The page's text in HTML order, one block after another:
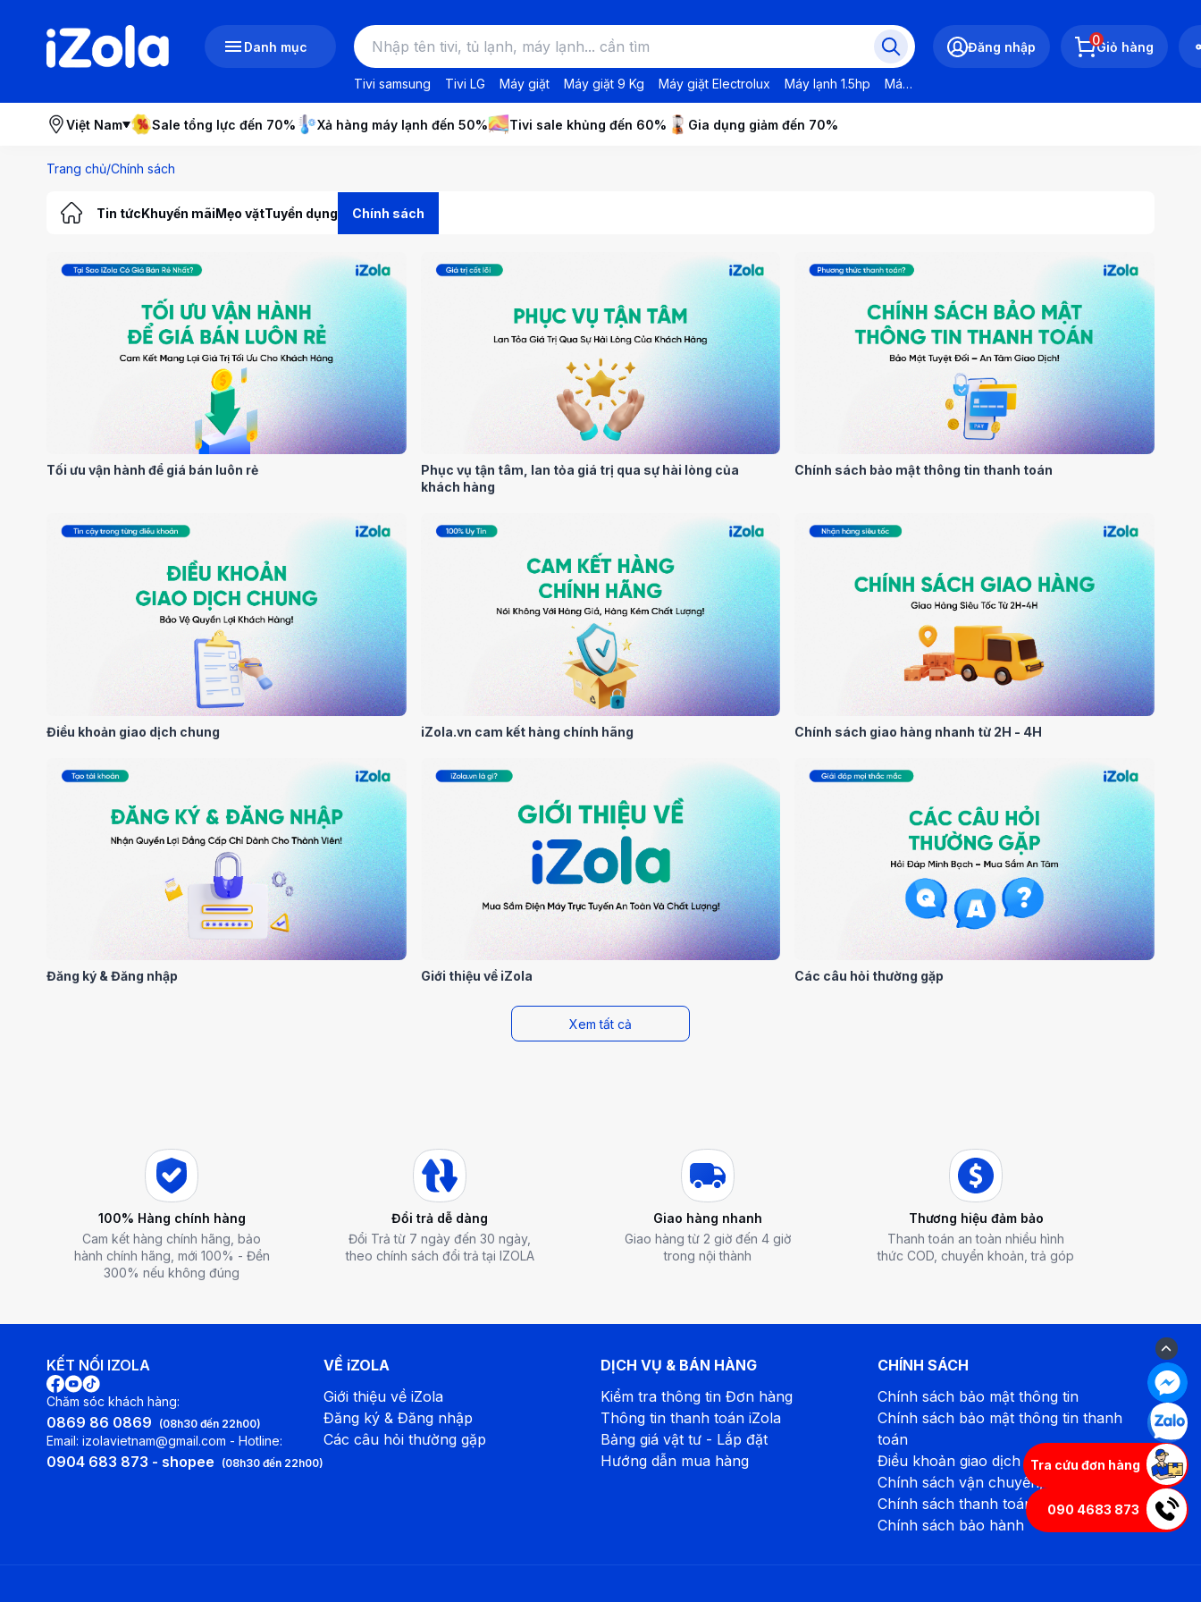
Danh mục
Tivi samsung Tivi LG Máy giặt Máy giặt 9 Kg Máy giặt Electrolux Máy lạnh 1.5hp Máy lạnh LG
Đăng nhập 0Giỏ hàng
Việt Nam Sale tổng lực đến 70% Xả hàng máy lạnh đến 50% Tivi sale khủng đến 60% Gia dụng giảm đến 70%
Tra cứu đơn hàng
090 4683 873
Trang chủ/Chính sách
Tin tứcKhuyến mãiMẹo vặtTuyển dụng Chính sách
Tối ưu vận hành để giá bán luôn rẻ
Phục vụ tận tâm, lan tỏa giá trị qua sự hài lòng của
khách hàng
Chính sách bảo mật thông tin thanh toán
Điều khoản giao dịch chung iZola.vn cam kết hàng chính hãng Chính sách giao hàng nhanh từ 2H - 4H
Đăng ký & Đăng nhập Giới thiệu về iZola Các câu hỏi thường gặp
Xem tất cả
100% Hàng chính hàng
Cam kết hàng chính hãng, bảo
hành chính hãng, mới 100% - Đền
300% nếu không đúng
Đổi trả dễ dàng
Đổi Trả từ 7 ngày đến 30 ngày,
theo chính sách đổi trả tại IZOLA
Giao hàng nhanh
Giao hàng từ 2 giờ đến 4 giờ
trong nội thành
Thương hiệu đảm bảo
Thanh toán an toàn nhiều hình
thức COD, chuyển khoản, trả góp
KẾT NỐI IZOLA
Chăm sóc khách hàng:
0869 86 0869 (08h30 đến 22h00)
Email: izolavietnam@gmail.com - Hotline:
0904 683 873 - shopee (08h30 đến 22h00)
VỀ iZOLA
Giới thiệu về iZola
Đăng ký & Đăng nhập
Các câu hỏi thường gặp
DỊCH VỤ & BÁN HÀNG
Kiểm tra thông tin Đơn hàng
Thông tin thanh toán iZola
Bảng giá vật tư - Lắp đặt
Hướng dẫn mua hàng
CHÍNH SÁCH
Chính sách bảo mật thông tin
Chính sách bảo mật thông tin thanh
toán
Điều khoản giao dịch chung
Chính sách vận chuyển, giao hàng
Chính sách thanh toán
Chính sách bảo hành